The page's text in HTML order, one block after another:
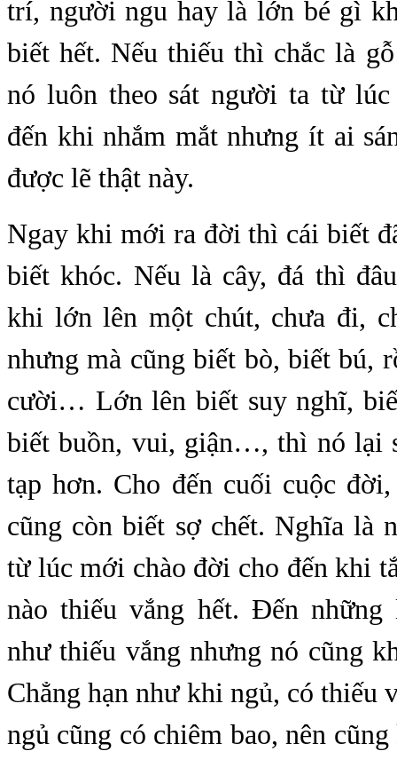
trí, người ngu hay là lớn bé gì
biết hết. Nếu thiếu thì chắc là
nó luôn theo sát người ta từ
đến khi nhắm mắt nhưng ít ai
được lẽ thật này.
Ngay khi mới ra đời thì cái biết
biết khóc. Nếu là cây, đá thì
khi lớn lên một chút, chưa đi,
nhưng mà cũng biết bò, biết bú,
cười… Lớn lên biết suy nghĩ,
biết buồn, vui, giận…, thì nó lại
tạp hơn. Cho đến cuối cuộc
cũng còn biết sợ chết. Nghĩa là
từ lúc mới chào đời cho đến khi
nào thiếu vắng hết. Đến
như thiếu vắng nhưng nó cũng
Chẳng hạn như khi ngủ, có thiếu
ngủ cũng có chiêm bao, nên